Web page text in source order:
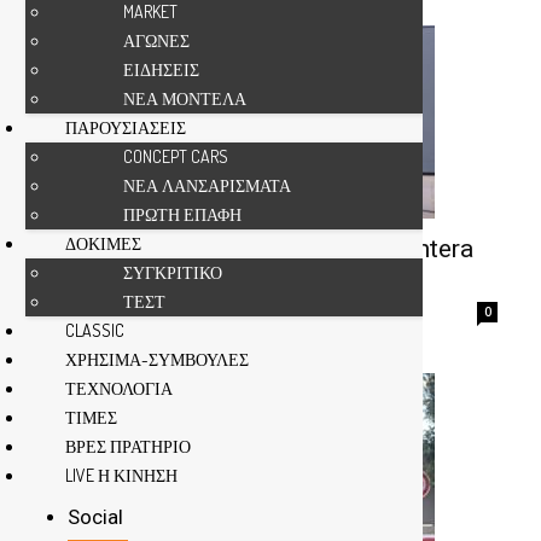
Πως θα κερδίσετε ένα OPEL Frontera
για έναν ολόκληρο χρόνο
0
MARKET
ΑΓΩΝΕΣ
ΕΙΔΗΣΕΙΣ
ΝΕΑ ΜΟΝΤΕΛΑ
ΠΑΡΟΥΣΙΑΣΕΙΣ
CONCEPT CARS
ΝΕΑ ΛΑΝΣΑΡΙΣΜΑΤΑ
ΠΡΩΤΗ ΕΠΑΦΗ
ΔΟΚΙΜΕΣ
ΣΥΓΚΡΙΤΙΚΟ
ΤΕΣΤ
CLASSIC
ΧΡΗΣΙΜΑ-ΣΥΜΒΟΥΛΕΣ
ΤΕΧΝΟΛΟΓΙΑ
ΤΙΜΕΣ
ΒΡΕΣ ΠΡΑΤΗΡΙΟ
LIVE Η ΚΙΝΗΣΗ
Social